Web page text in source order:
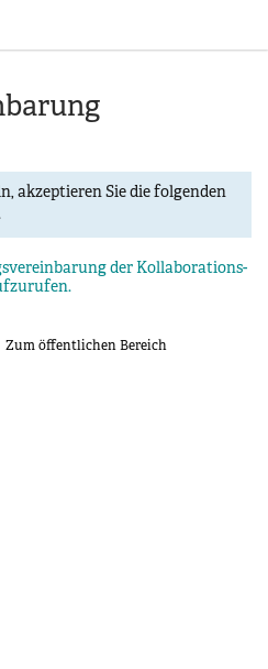
akzeptieren Sie die folgenden
der Kollaborations-
Zum öffentlichen Bereich